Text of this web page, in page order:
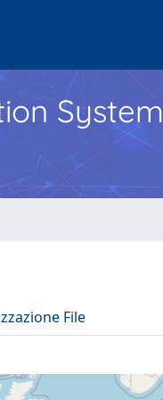
System
File